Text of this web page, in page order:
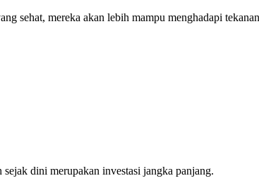
sehat, mereka akan lebih mampu menghadapi
dini merupakan investasi jangka panjang.